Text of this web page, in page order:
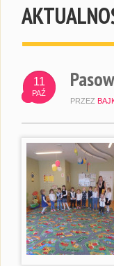
11
PAŹ
PRZEZ